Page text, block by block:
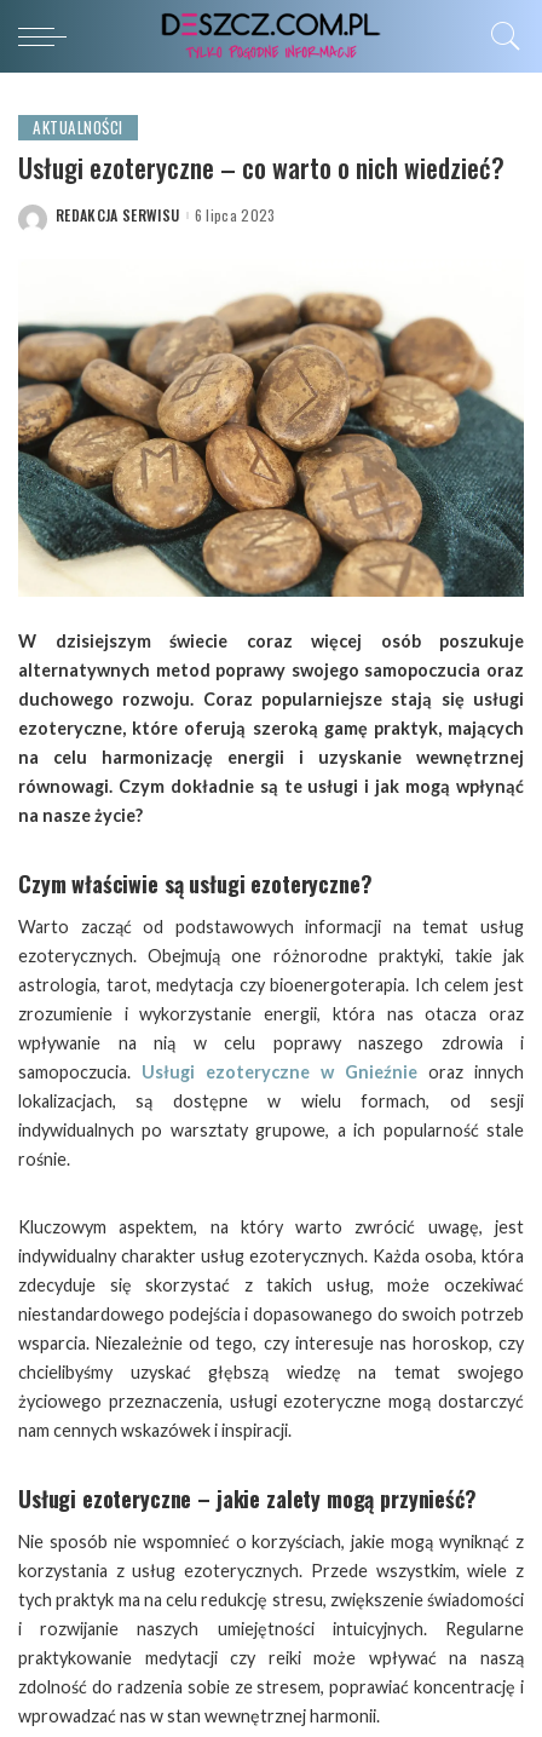
AKTUALNOŚCI
Usługi ezoteryczne – co warto o nich wiedzieć?
POSTED
REDAKCJA SERWISU 6 lipca 2023
W dzisiejszym świecie coraz więcej osób poszukuje
alternatywnych metod poprawy swojego samopoczucia oraz
duchowego rozwoju. Coraz popularniejsze stają się usługi
ezoteryczne, które oferują szeroką gamę praktyk, mających
na celu harmonizację energii i uzyskanie wewnętrznej
równowagi. Czym dokładnie są te usługi i jak mogą wpłynąć
na nasze życie?
Czym właściwie są usługi ezoteryczne?
Warto zacząć od podstawowych informacji na temat usług
ezoterycznych. Obejmują one różnorodne praktyki, takie jak
astrologia, tarot, medytacja czy bioenergoterapia. Ich celem jest
zrozumienie i wykorzystanie energii, która nas otacza oraz
wpływanie na nią w celu poprawy naszego zdrowia i
samopoczucia. Usługi ezoteryczne w Gnieźnie oraz innych
lokalizacjach, są dostępne w wielu formach, od sesji
indywidualnych po warsztaty grupowe, a ich popularność stale
rośnie.
Kluczowym aspektem, na który warto zwrócić uwagę, jest
indywidualny charakter usług ezoterycznych. Każda osoba, która
zdecyduje się skorzystać z takich usług, może oczekiwać
niestandardowego podejścia i dopasowanego do swoich potrzeb
wsparcia. Niezależnie od tego, czy interesuje nas horoskop, czy
chcielibyśmy uzyskać głębszą wiedzę na temat swojego
życiowego przeznaczenia, usługi ezoteryczne mogą dostarczyć
nam cennych wskazówek i inspiracji.
Usługi ezoteryczne – jakie zalety mogą przynieść?
Nie sposób nie wspomnieć o korzyściach, jakie mogą wyniknąć z
korzystania z usług ezoterycznych. Przede wszystkim, wiele z
tych praktyk ma na celu redukcję stresu, zwiększenie świadomości
i rozwijanie naszych umiejętności intuicyjnych. Regularne
praktykowanie medytacji czy reiki może wpływać na naszą
zdolność do radzenia sobie ze stresem, poprawiać koncentrację i
wprowadzać nas w stan wewnętrznej harmonii.